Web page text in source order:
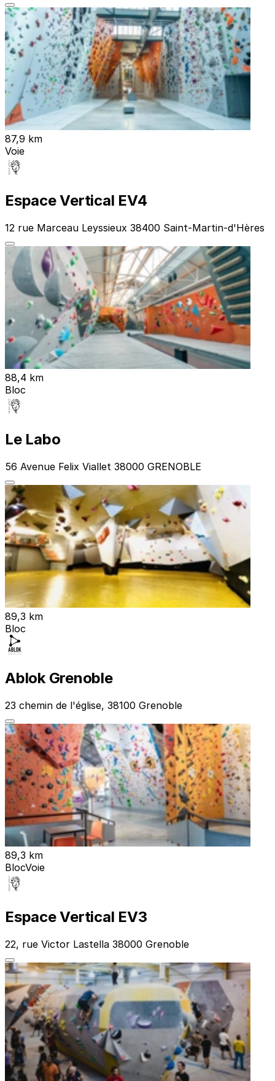
87,9 km
Voie
Espace Vertical EV4
12 rue Marceau Leyssieux 38400 Saint-Martin-d'Hères
88,4 km
Bloc
Le Labo
56 Avenue Felix Viallet 38000 GRENOBLE
89,3 km
Bloc
Ablok Grenoble
23 chemin de l'église, 38100 Grenoble
89,3 km
BlocVoie
Espace Vertical EV3
22, rue Victor Lastella 38000 Grenoble